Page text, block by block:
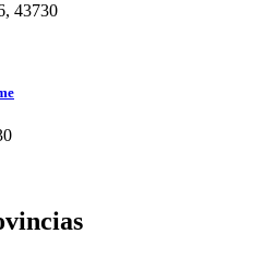
43730